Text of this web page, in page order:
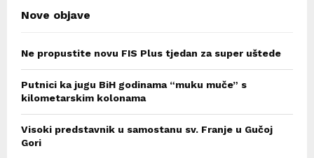
Nove objave
Ne propustite novu FIS Plus tjedan za super uštede
Putnici ka jugu BiH godinama “muku muče” s
kilometarskim kolonama
Visoki predstavnik u samostanu sv. Franje u Gučoj
Gori